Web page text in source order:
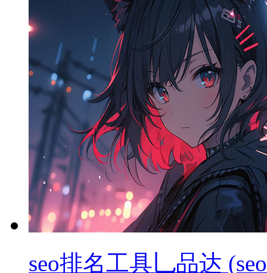
seo排名工具乚品达